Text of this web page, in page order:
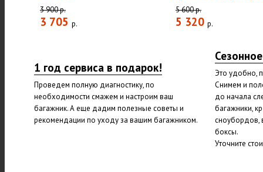
3 900 р.
3 705 р.
5 600 р.
5 320 р.
1 год сервиса в подарок!
Проведем полную диагностику, по
необходимости смажем и настроим ваш
багажник. А еще дадим полезные советы и
рекомендации по уходу за вашим багажником.
Это удобно,
Снимем и
до начала
багажники,
сноубордов,
боксы.
Уточните